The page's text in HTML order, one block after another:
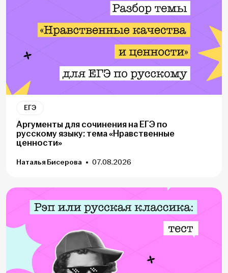
ЕГЭ
Аргументы для сочинения на ЕГЭ по
русскому языку: тема «Нравственные
ценности»
Наталья Бисерова 07.08.2026